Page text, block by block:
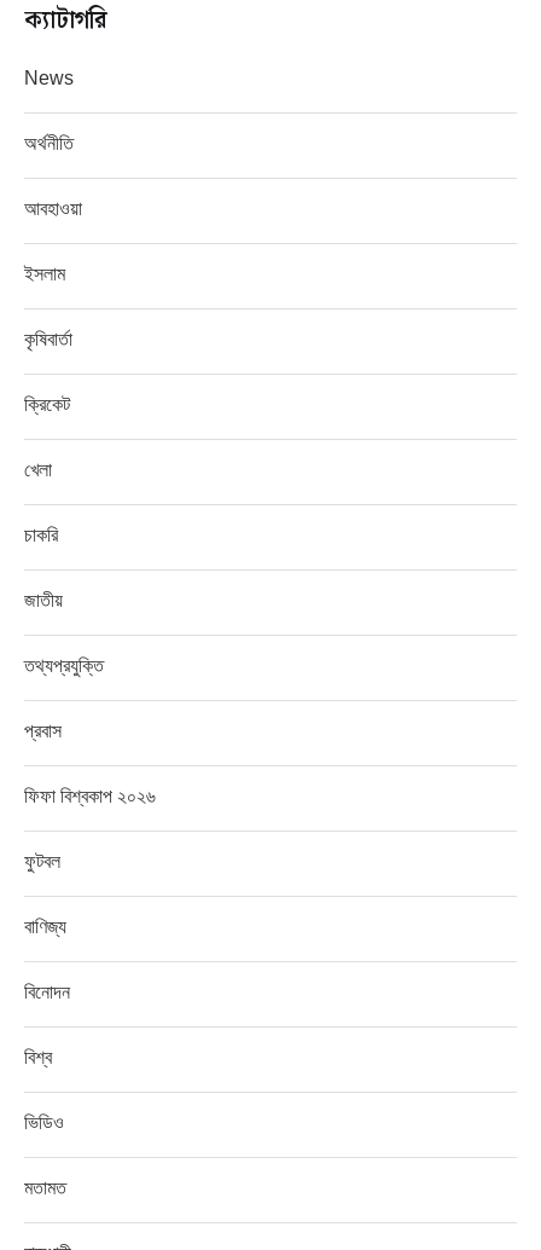
ক্যাটাগরি
News
অর্থনীতি
আবহাওয়া
ইসলাম
কৃষিবার্তা
ক্রিকেট
খেলা
চাকরি
জাতীয়
তথ্যপ্রযুক্তি
প্রবাস
ফিফা বিশ্বকাপ ২০২৬
ফুটবল
বাণিজ্য
বিনোদন
বিশ্ব
ভিডিও
মতামত